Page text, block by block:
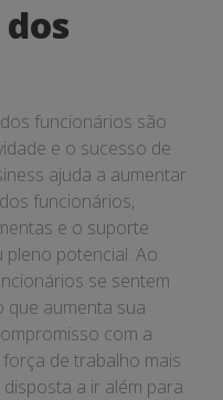
funcionários são
e o sucesso de
ajuda a aumentar
funcionários,
e o suporte
potencial. Ao
se sentem
que aumenta sua
com a
de trabalho mais
a ir além para